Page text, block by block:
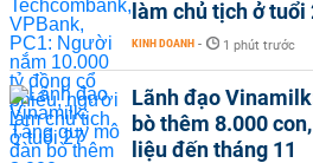
làm chủ tịch ở tuổi
KINH DOANH - 1 phút trước
Lãnh đạo
bò thêm 8.000
liệu đến tháng 11